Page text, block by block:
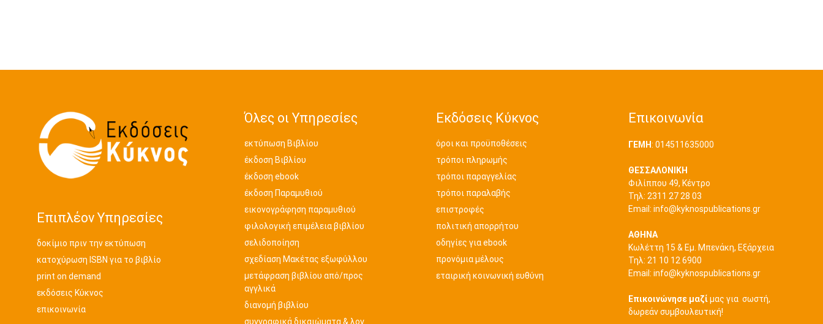
Επιπλέον Υπηρεσίες
δοκίμιο πριν την εκτύπωση
κατοχύρωση ISBN για το βιβλίο
print on demand
εκδόσεις Κύκνος
επικοινωνία
Όλες οι Υπηρεσίες
εκτύπωση Βιβλίου
έκδοση Βιβλίου
έκδοση ebook
έκδοση Παραμυθιού
εικονογράφηση παραμυθιού
φιλολογική επιμέλεια βιβλίου
σελιδοποίηση
σχεδίαση Μακέτας εξωφύλλου
μετάφραση βιβλίου από/προς
αγγλικά
διανομή βιβλίου
συγγραφικά δικαιώματα & λογ.
Εκδόσεις Κύκνος
όροι και προϋποθέσεις
τρόποι πληρωμής
τρόποι παραγγελίας
τρόποι παραλαβής
επιστροφές
πολιτική απορρήτου
οδηγίες για ebook
προνόμια μέλους
εταιρική κοινωνική ευθύνη
Επικοινωνία
ΓΕΜΗ: 014511635000
ΘΕΣΣΑΛΟΝΙΚΗ
Φιλίππου 49, Κέντρο
Τηλ: 2311 27 28 03
Εmail: info@kyknospublications.gr
ΑΘΗΝΑ
Κωλέττη 15 & Εμ. Μπενάκη, Εξάρχεια
Τηλ: 21 10 12 6900
Εmail: info@kyknospublications.gr
Επικοινώνησε μαζίμας για σωστή,
δωρεάν συμβουλευτική!